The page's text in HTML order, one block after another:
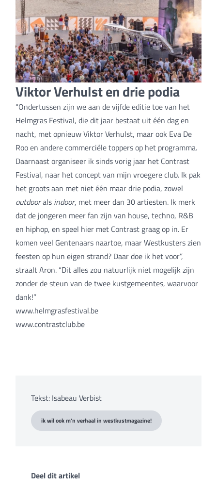
Viktor Verhulst en drie podia
“Ondertussen zijn we aan de vijfde editie toe van het
Helmgras Festival, die dit jaar bestaat uit één dag en
nacht, met opnieuw Viktor Verhulst, maar ook Eva De
Roo en andere commerciële toppers op het programma.
Daarnaast organiseer ik sinds vorig jaar het Contrast
Festival, naar het concept van mijn vroegere club. Ik pak
het groots aan met niet één maar drie podia, zowel
outdoorals indoor, met meer dan 30 artiesten. Ik merk
dat de jongeren meer fan zijn van house, techno, R&B
en hiphop, en speel hier met Contrast graag op in. Er
komen veel Gentenaars naartoe, maarWestkusterszien
feesten op hun eigen strand? Daar doe ik het voor”,
straalt Aron. “Dit alles zou natuurlijk niet mogelijk zijn
zonder de steun van de twee kustgemeentes, waarvoor
dank!”
www.helmgrasfestival.be
www.contrastclub.be
Tekst: Isabeau Verbist
ik wil ook m'n verhaal in westkustmagazine!
Deel dit artikel